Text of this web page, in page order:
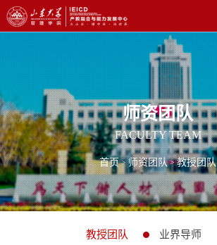
师资团队
FACULTY TEAM
首页 > 师资团队 > 教授团队
教授团队 业界导师